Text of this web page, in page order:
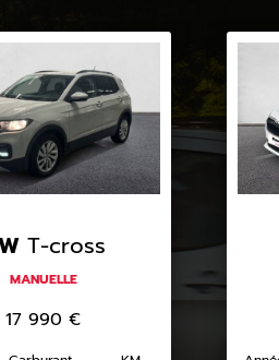
T-cross
MANUELLE
17 990 €